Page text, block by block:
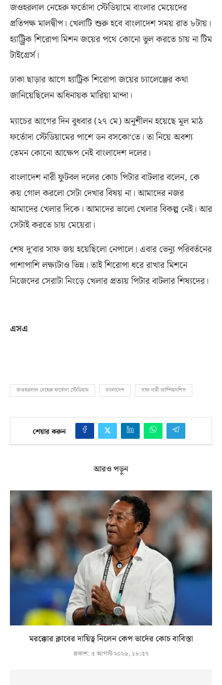
জওহরলাল নেহেরু ফর্তোদা স্টেডিয়ামে বাংলার মেয়েদের
প্রতিপক্ষ মালদ্বীপ। খেলাটি শুরু হবে বাংলাদেশ সময় রাত ৮টায়।
হ্যাট্ট্রিক শিরোপা মিশন জয়ের পথে কোনো ভুল করতে চায় না টিম
টাইগ্রের্স।
ঢাকা ছাড়ার আগে হ্যাট্রিক শিরোপা জয়ের চ্যালেঞ্জের কথা
জানিয়েছিলেন অধিনায়ক মারিয়া মান্দা।
ম্যাচের আগের দিন বুধবার(২৭ মে)অনুশীলন হয়েছে মূল মাঠ
ফর্তোদা স্টেডিয়ামের পাশে ডন বসকো‘তে। তা নিয়ে অবশ্য
তেমন কোনো আক্ষেপ নেই বাংলাদেশ দলের।
বাংলাদেশ নারী ফুটবল দলের কোচ পিটার বাটলার বলেন, কে
কয় গোল করলো সেটা দেখার বিষয় না। আমাদের নজর
আমাদের খেলার দিকে। আমাদের ভালো খেলার বিকল্প নেই। আর
সেটাই করতে চায় মেয়েরা।
শেষ দু‘বার সাফ জয় হয়েছিলো নেপালে। এবার ভেন্যু পরিবর্তনের
পাশাপাশি লক্ষ্যটাও ভিন্ন। তাই শিরোপা ধরে রাখার মিশনে
নিজেদের সেরাটা নিংড়ে খেলার প্রত্যয় পিটার বাটলার শিষ্যদের।
এসএ
জওহরলাল নেহেরু ফর্তোদা স্টেডিয়াম বাংলাদেশ সাফ নারী চ্যাম্পিয়নশিপ
শেয়ার করুন
আরও পড়ুন
মরক্কোর ক্লাবের দায়িত্ব নিলেন কেপ ভার্দের কোচ বাবিস্তা
প্রকাশ: ৫ আগস্ট ২০২৬, ১৮:৫৭